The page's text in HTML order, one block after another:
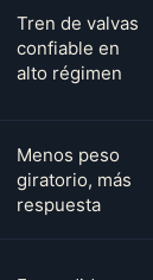
Tren de valvas
confiable en
alto régimen
Menos peso
giratorio, más
respuesta